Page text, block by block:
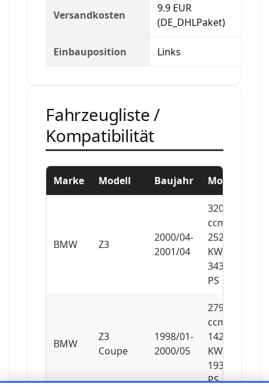
Versandkosten
9.9 EUR
(DE_DHLPaket)
Einbauposition Links
Fahrzeugliste /
Kompatibilität
Marke Modell Baujahr Motor
BMW Z3
2000/04-
2001/04
3201
ccm,
252
KW,
343
PS
BMW
Z3
Coupe
1998/01-
2000/05
2793
ccm,
142
KW,
193
PS